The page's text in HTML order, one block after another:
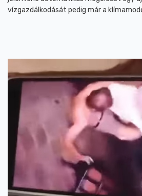
vízgazdálkodását pedig már a